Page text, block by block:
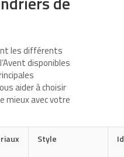
les différents
disponibles
aider à choisir
mieux avec votre
Style